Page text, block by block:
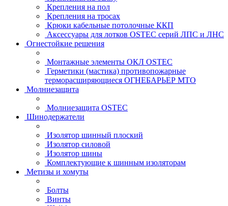
Крепления на пол
Крепления на тросах
Крюки кабельные потолочные ККП
Аксессуары для лотков OSTEC серий ЛПС и ЛНС
Огнестойкие решения
Монтажные элементы ОКЛ OSTEC
Герметики (мастика) противопожарные
терморасширяющиеся ОГНЕБАРЬЕР МТО
Молниезащита
Молниезащита OSTEC
Шинодержатели
Изолятор шинный плоский
Изолятор силовой
Изолятор шины
Комплектующие к шинным изоляторам
Метизы и хомуты
Болты
Винты